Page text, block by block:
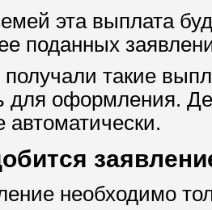
эта выплата
поданных
такие
для оформления.
автоматически.
необходимо